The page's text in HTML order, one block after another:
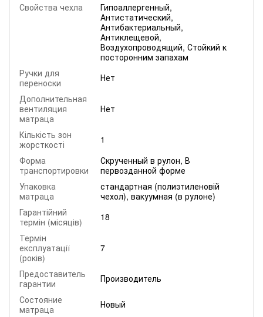
Свойства чехла
Гипоаллергенный,
Антистатический,
Антибактериальный,
Антиклещевой,
Воздухопроводящий, Стойкий к
посторонним запахам
Ручки для
переноски
Нет
Дополнительная
вентиляция
матраца
Нет
Кількість зон
жорсткості
1
Форма
транспортировки
Скрученный в рулон, В
первозданной форме
Упаковка
матраца
стандартная (полиэтиленовій
чехол), вакуумная (в рулоне)
Гарантійний
термін (місяців)
18
Термін
експлуатації
(років)
7
Предоставитель
гарантии
Производитель
Состояние
матраца
Новый